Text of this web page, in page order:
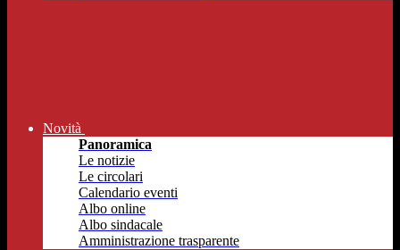
Novità
Panoramica
Le notizie
Le circolari
Calendario eventi
Albo online
Albo sindacale
Amministrazione trasparente